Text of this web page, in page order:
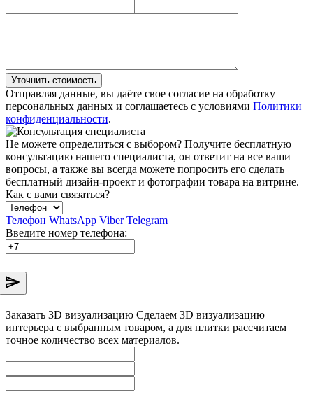
Уточнить стоимость
Отправляя данные, вы даёте свое согласие на обработку
персональных данных и соглашаетесь с условиями Политики
конфиденциальности.
Не можете определиться с выбором? Получите бесплатную
консультацию нашего специалиста, он ответит на все ваши
вопросы, а также вы всегда можете попросить его сделать
бесплатный дизайн-проект и фотографии товара на витрине.
Как с вами связаться?
Телефон WhatsApp ViberTelegram
Введите номер телефона:
Заказать 3D визуализацию Сделаем 3D визуализацию
интерьера с выбранным товаром, а для плитки рассчитаем
точное количество всех материалов.